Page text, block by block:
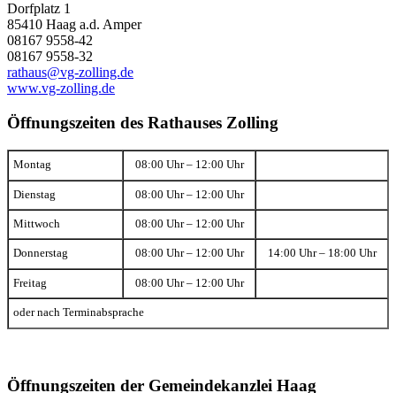
Dorfplatz 1
85410 Haag a.d. Amper
08167 9558-42
08167 9558-32
rathaus@vg-zolling.de
www.vg-zolling.de
Öffnungszeiten des Rathauses Zolling
Montag 08:00 Uhr – 12:00 Uhr
Dienstag 08:00 Uhr – 12:00 Uhr
Mittwoch 08:00 Uhr – 12:00 Uhr
Donnerstag 08:00 Uhr – 12:00 Uhr 14:00 Uhr – 18:00 Uhr
Freitag 08:00 Uhr – 12:00 Uhr
oder nach Terminabsprache
Öffnungszeiten der Gemeindekanzlei Haag